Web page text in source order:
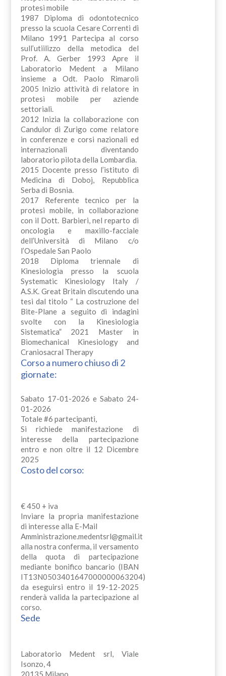
protesi mobile
1987 Diploma di odontotecnico
presso la scuola Cesare Correnti di
Milano 1991 Partecipa al corso
sull’utiilizzo della metodica del
Prof. A. Gerber 1993 Apre il
Laboratorio Medent a Milano
insieme a Odt. Paolo Rimaroli
2005 Inizio attività di relatore in
protesi mobile per aziende
settoriali.
2012 Inizia la collaborazione con
Candulor di Zurigo come relatore
in conferenze e corsi nazionali ed
internazionali diventando
laboratorio pilota della Lombardia.
2015 Docente presso l’istituto di
Medicina di Doboj, Repubblica
Serba di Bosnia.
2017 Referente tecnico per la
protesi mobile, in collaborazione
con il Dott. Barbieri, nel reparto di
oncologia e maxillo-facciale
dell’Università di Milano c/o
l’Ospedale San Paolo
2018 Diploma triennale di
Kinesiologia presso la scuola
Systematic Kinesiology Italy /
A.S.K. Great Britain discutendo una
tesi dal titolo “ La costruzione del
Bite-Plane a seguito di indagini
svolte con la Kinesiologia
Sistematica” 2021 Master in
Biomechanical Kinesiology and
Craniosacral Therapy
Corso a numero chiuso di 2
giornate:
Sabato 17-01-2026 e Sabato 24-
01-2026
Totale #6 partecipanti,
Si richiede manifestazione di
interesse della partecipazione
entro e non oltre il 12 Dicembre
2025
Costo del corso:
€ 450 + iva
Inviare la propria manifestazione
di interesse alla E-Mail
Amministrazione.medentsrl@gmail.it
alla nostra conferma, il versamento
della quota di partecipazione
mediante bonifico bancario (IBAN
IT13N0503401647000000063204)
da eseguirsi entro il 19-12-2025
renderà valida la partecipazione al
corso.
Sede
Laboratorio Medent srl, Viale
Isonzo, 4
20135 Milano